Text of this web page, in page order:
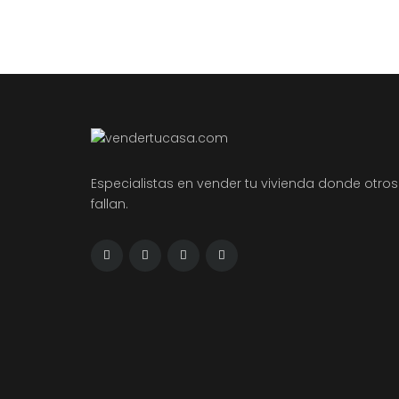
Especialistas en vender tu vivienda donde otros
fallan.